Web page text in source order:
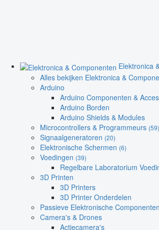
Elektronica
Alles bekijken Elektronica &
Arduino
Arduino Componenten &
Arduino Borden
Arduino Shields & Modules
Microcontrollers & Programmeurs (59)
Signaalgeneratoren (20)
Elektronische Schermen (6)
Voedingen (39)
Regelbare Laboratorium
3D Printen
3D Printers
3D Printer Onderdelen
Passieve Elektronische Componenten
Camera's & Drones
Actiecamera's